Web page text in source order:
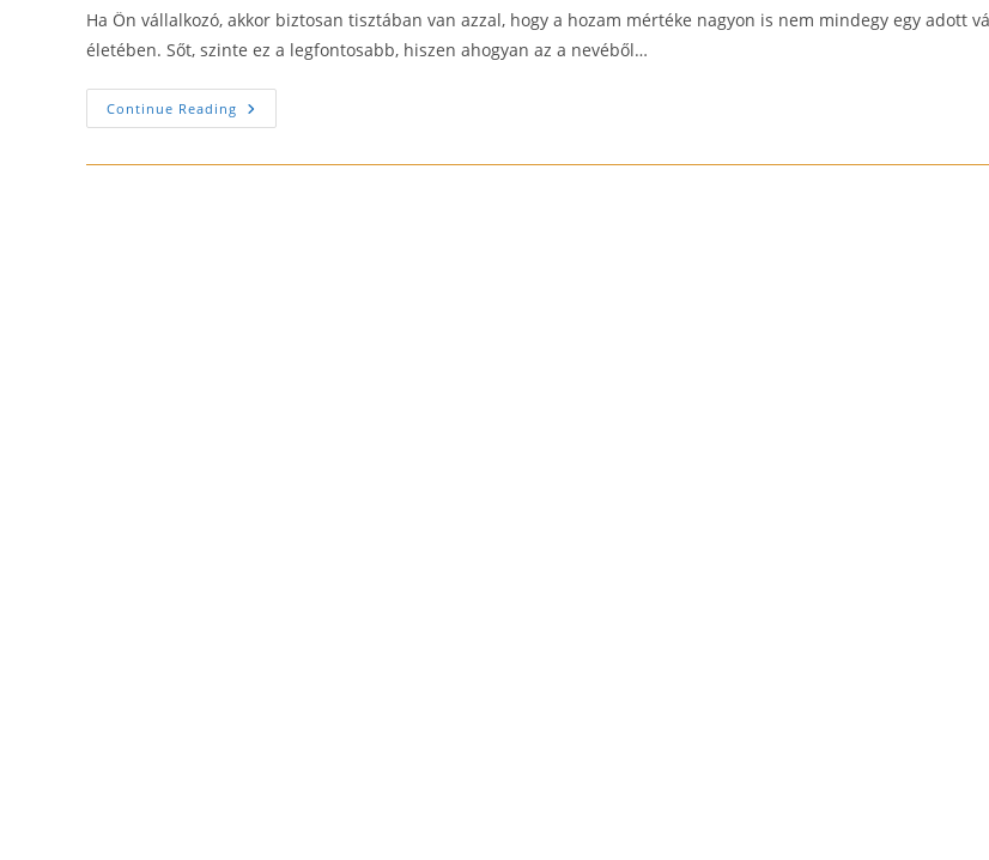
Ha Ön vállalkozó, akkor biztosan tisztában van azzal, hogy a hozam mértéke nagyon is nem mindegy egy adott
életében. Sőt, szinte ez a legfontosabb, hiszen ahogyan az a nevéből…
Continue Reading Többet
Szeretne
A